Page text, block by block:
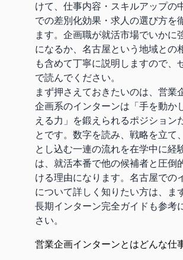
けて、仕事内容・スキルアップの
での差別化効果・求人の選び方を
ます。企画職が就活市場でいかに
になるか、名古屋という地域との
も含めて丁寧に説明しますので、
で読んでください。
まず押さえておきたいのは、営業
企画系のインターンは「手を動か
える力」を鍛えられるポジション
とです。数字を読み、戦略を立て
とし込む一連の流れを在学中に経
は、就活本番で他の候補者と圧倒
ける理由になります。名古屋での
について詳しく知りたい方は、ま
長期インターン完全ガイド も参考
さい。
営業企画インターンとはどんな仕